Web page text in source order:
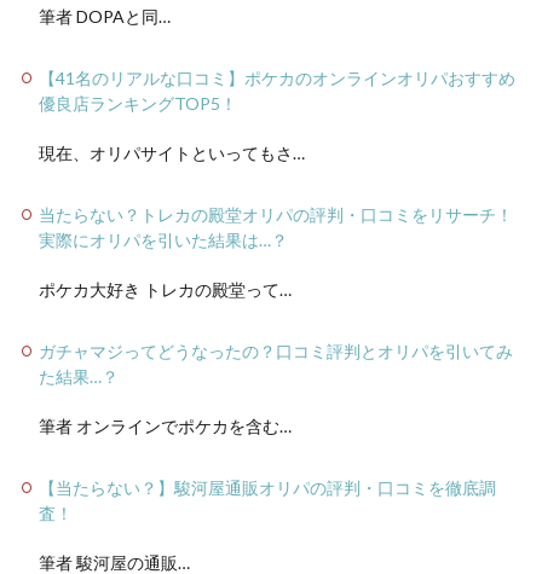
筆者 DOPAと同…
【41名のリアルな口コミ】ポケカのオンラインオリパおすすめ
優良店ランキングTOP5！
現在、オリパサイトといってもさ…
当たらない？トレカの殿堂オリパの評判・口コミをリサーチ！
実際にオリパを引いた結果は…？
ポケカ大好き トレカの殿堂って…
ガチャマジってどうなったの？口コミ評判とオリパを引いてみ
た結果…？
筆者 オンラインでポケカを含む…
【当たらない？】駿河屋通販オリパの評判・口コミを徹底調
査！
筆者 駿河屋の通販…